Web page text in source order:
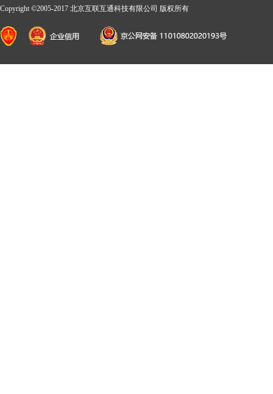
Copyright ©2005-2017 北京互联互通科技有限公司 版权所有